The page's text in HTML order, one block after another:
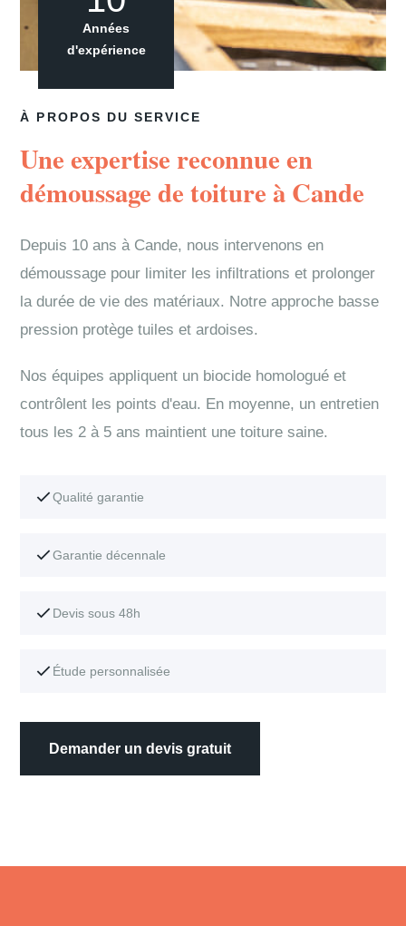
À PROPOS DU SERVICE
Une expertise reconnue en
démoussage de toiture à Cande
Depuis 10 ans à Cande, nous intervenons en
démoussage pour limiter les infiltrations et prolonger
la durée de vie des matériaux. Notre approche basse
pression protège tuiles et ardoises.
Nos équipes appliquent un biocide homologué et
contrôlent les points d'eau. En moyenne, un entretien
tous les 2 à 5 ans maintient une toiture saine.
Qualité garantie
Garantie décennale
Devis sous 48h
Étude personnalisée
Demander un devis gratuit
Années
d'expérience